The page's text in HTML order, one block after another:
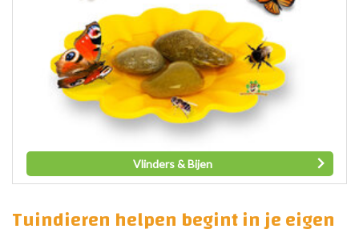
Vlinders & Bijen
Tuindieren helpen begint in je eigen